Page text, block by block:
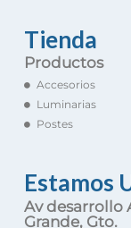
Tienda
Productos
Accesorios
Luminarias
Postes
Estamos
Av desarrollo
Grande, Gto.